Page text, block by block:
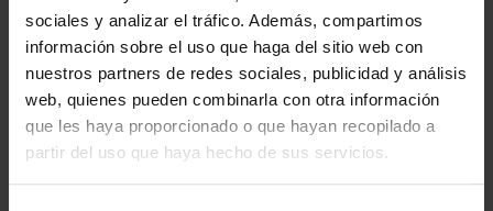
sociales y analizar el tráfico. Además, compartimos
información sobre el uso que haga del sitio web con
nuestros partners de redes sociales, publicidad y análisis
web, quienes pueden combinarla con otra información
que les haya proporcionado o que hayan recopilado a
partir del uso que haya hecho de sus servicios.